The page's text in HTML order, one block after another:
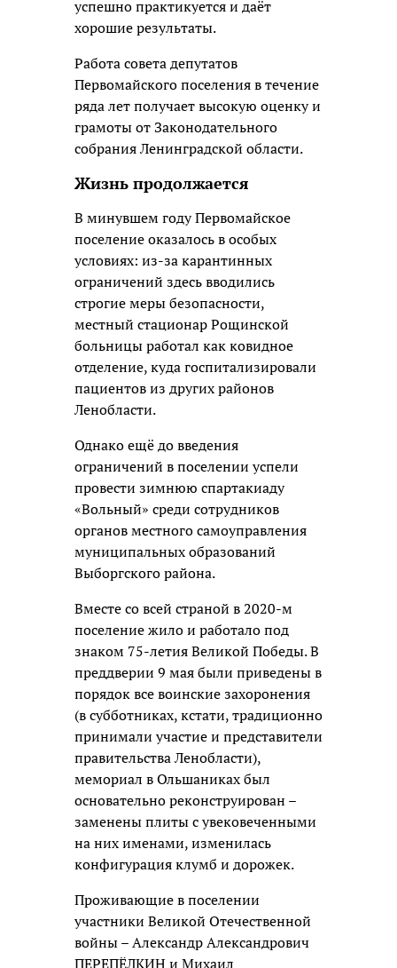
успешно практикуется и даёт
хорошие результаты.
Работа совета депутатов
Первомайского поселения в течение
ряда лет получает высокую оценку и
грамоты от Законодательного
собрания Ленинградской области.
Жизнь продолжается
В минувшем году Первомайское
поселение оказалось в особых
условиях: из-за карантинных
ограничений здесь вводились
строгие меры безопасности,
местный стационар Рощинской
больницы работал как ковидное
отделение, куда госпитализировали
пациентов из других районов
Ленобласти.
Однако ещё до введения
ограничений в поселении успели
провести зимнюю спартакиаду
«Вольный» среди сотрудников
органов местного самоуправления
муниципальных образований
Выборгского района.
Вместе со всей страной в 2020-м
поселение жило и работало под
знаком 75-летия Великой Победы. В
преддверии 9 мая были приведены в
порядок все воинские захоронения
(в субботниках, кстати, традиционно
принимали участие и представители
правительства Ленобласти),
мемориал в Ольшаниках был
основательно реконструирован –
заменены плиты с увековеченными
на них именами, изменилась
конфигурация клумб и дорожек.
Проживающие в поселении
участники Великой Отечественной
войны – Александр Александрович
ПЕРЕПЁЛКИН и Михаил